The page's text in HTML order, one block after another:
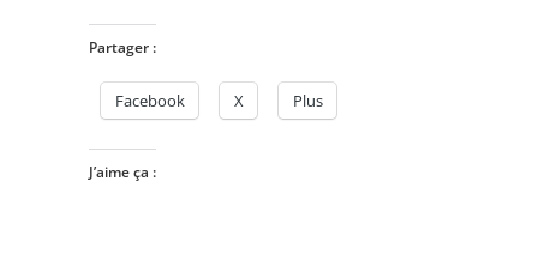
Partager :
Facebook X Plus
J’aime ça :